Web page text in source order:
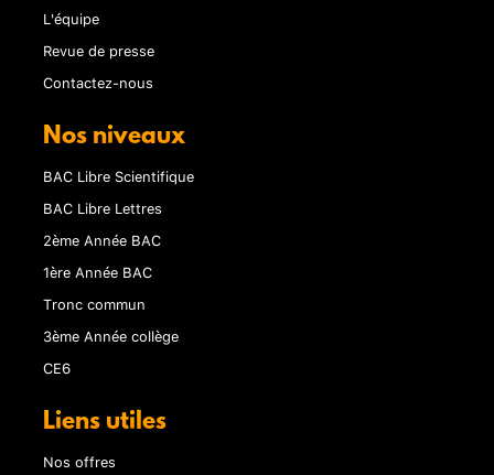
L'équipe
Revue de presse
Contactez-nous
Nos niveaux
BAC Libre Scientifique
BAC Libre Lettres
2ème Année BAC
1ère Année BAC
Tronc commun
3ème Année collège
CE6
Liens utiles
Nos offres